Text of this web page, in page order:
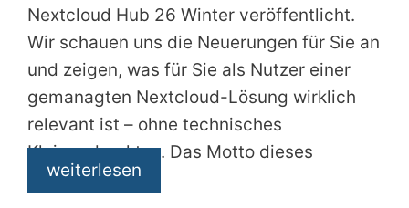
Nextcloud Hub 26 Winter veröffentlicht.
Wir schauen uns die Neuerungen für Sie an
und zeigen, was für Sie als Nutzer einer
gemanagten Nextcloud-Lösung wirklich
relevant ist – ohne technisches
Kleingedrucktes. Das Motto dieses
weiterlesen